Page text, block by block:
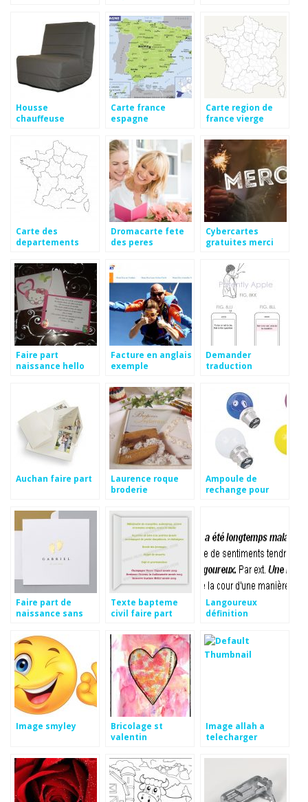
Housse
chauffeuse
Carte france
espagne
Carte region de
france vierge
Carte des
departements
Dromacarte fete
des peres
Cybercartes
gratuites merci
Faire part
naissance hello
Facture en anglais
exemple
Demander
traduction
Auchan faire part
Laurence roque
broderie
Ampoule de
rechange pour
Faire part de
naissance sans
Texte bapteme
civil faire part
Langoureux
définition
Image smyley
Bricolage st
valentin
Image allah a
telecharger